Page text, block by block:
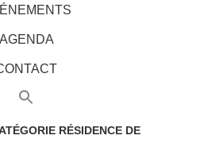
AGENDA
RÉSIDENCE DE